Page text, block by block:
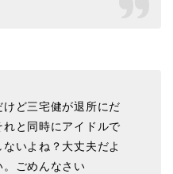
ど三宅健が退所にだ
と同時にアイドルで
いよね？大丈夫だよ
ごめんなさい